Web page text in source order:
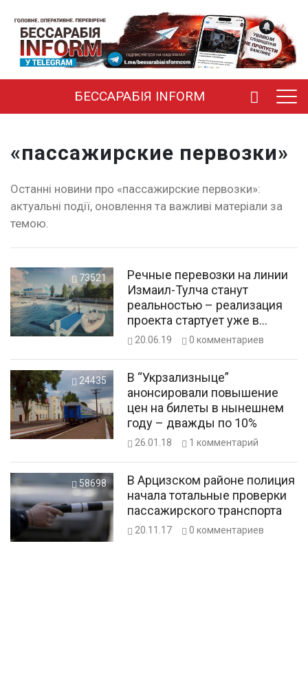
БЕССАРАБІЯ INFORM
«пассажирские первозки»
Останні новини про «пассажирские первозки»:
актуальні події, оновлення та важливі матеріали за
темою.
73521
Речные перевозки на линии
Измаил-Тулча станут
реальностью – реализация
проекта стартует уже в
следующем году
20.06.19 0 комментариев
24435
В “Укрзализныце”
анонсировали повышение
цен на билеты в нынешнем
году – дважды по 10%
26.01.18 1 комментарий
58698
В Арцизском районе полиция
начала тотальные проверки
пассажирского транспорта
20.11.17 0 комментариев